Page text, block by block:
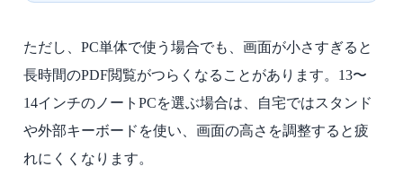
ただし、PC単体で使う場合でも、画面が小さすぎると
長時間のPDF閲覧がつらくなることがあります。13〜
14インチのノートPCを選ぶ場合は、自宅ではスタンド
や外部キーボードを使い、画面の高さを調整すると疲
れにくくなります。